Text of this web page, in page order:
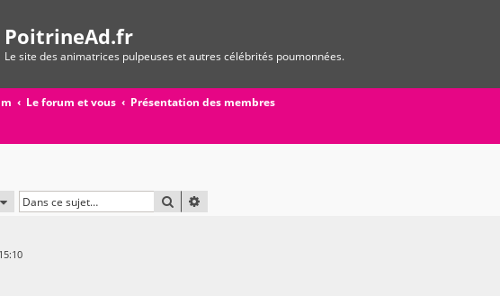
PoitrineAd.fr
Le site des animatrices pulpeuses et autres célébrités poumonnées.
Le forum et vous
Présentation des membres
RECHERCHER